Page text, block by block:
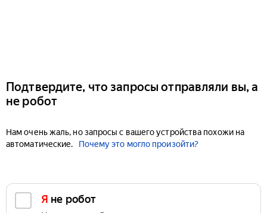
Подтвердите, что запросы отправляли вы, а
не робот
Нам очень жаль, но запросы с вашего устройства похожи на
автоматические.
Почему это могло произойти?
Я не робот